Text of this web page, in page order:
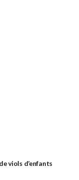
viols d’enfants